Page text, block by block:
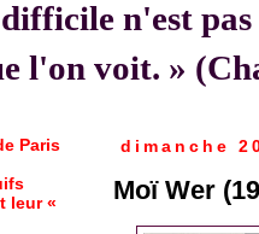
n'est
l'on voit. »
dimanche
Moï Wer
Paris
leur «